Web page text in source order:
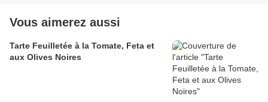
Vous aimerez aussi
Tarte Feuilletée à la Tomate, Feta et
aux Olives Noires